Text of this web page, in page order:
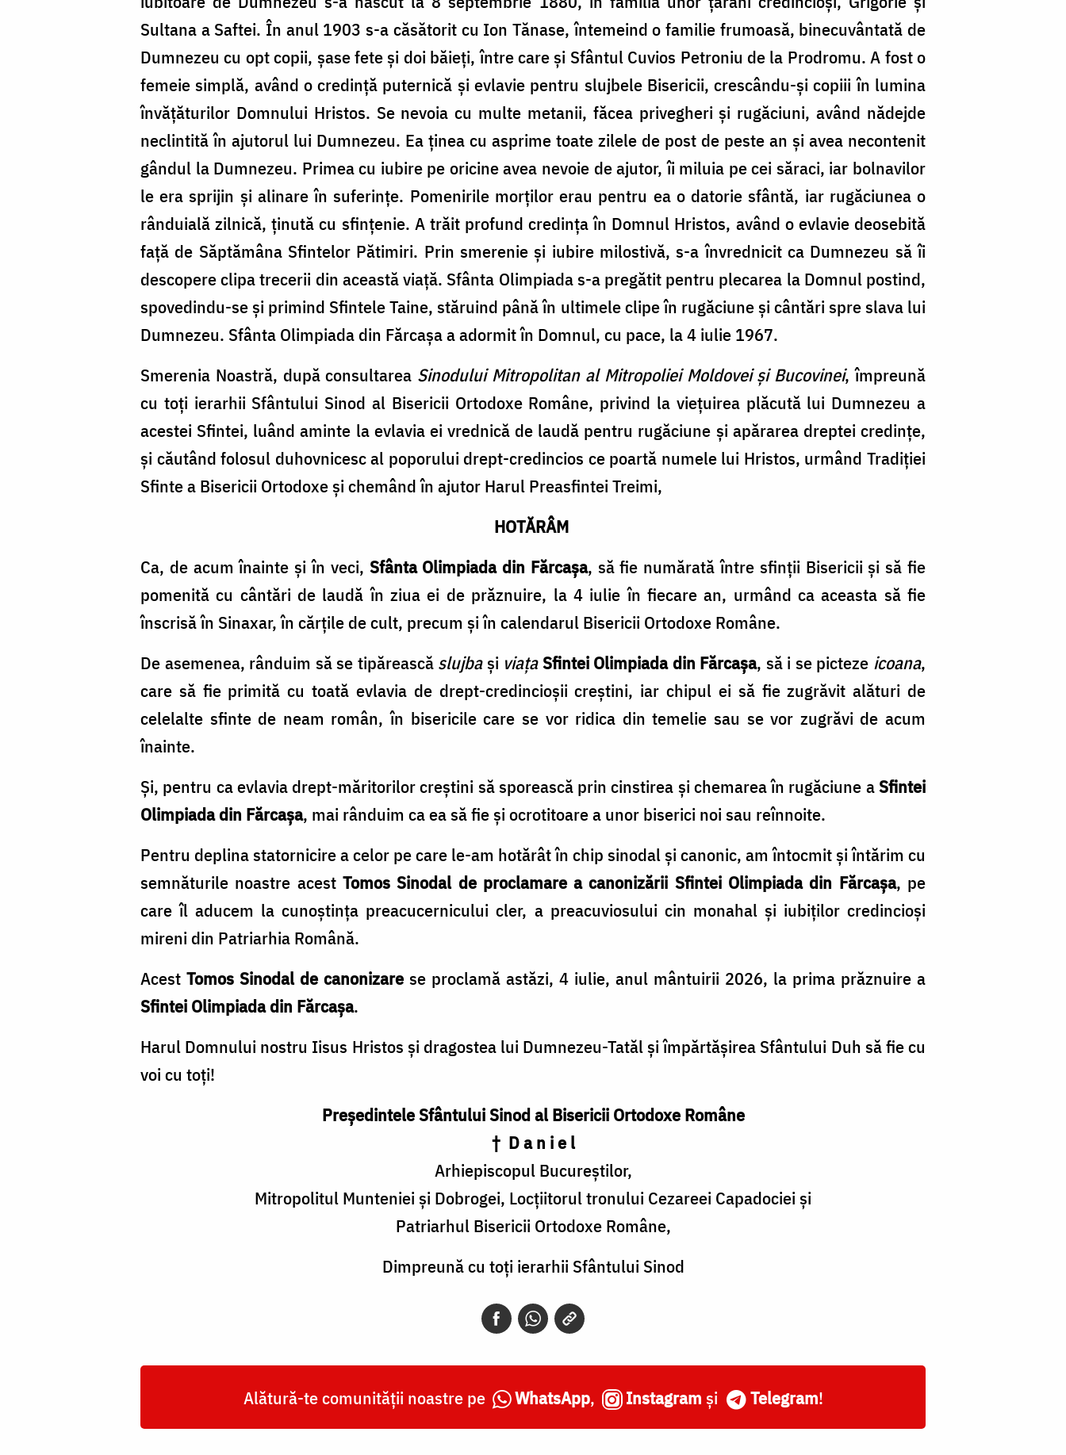
Sultana a Saftei. În anul 1903 s-a căsătorit cu Ion Tănase, întemeind o familie frumoasă, binecuvântată de
Dumnezeu cu opt copii, șase fete și doi băieți, între care și Sfântul Cuvios Petroniu de la Prodromu. A fost o
femeie simplă, având o credință puternică și evlavie pentru slujbele Bisericii, crescându-și copiii în lumina
învățăturilor Domnului Hristos. Se nevoia cu multe metanii, făcea privegheri și rugăciuni, având nădejde
neclintită în ajutorul lui Dumnezeu. Ea ținea cu asprime toate zilele de post de peste an și avea necontenit
gândul la Dumnezeu. Primea cu iubire pe oricine avea nevoie de ajutor, îi miluia pe cei săraci, iar bolnavilor
le era sprijin și alinare în suferințe. Pomenirile morților erau pentru ea o datorie sfântă, iar rugăciunea o
rânduială zilnică, ținută cu sfințenie. A trăit profund credința în Domnul Hristos, având o evlavie deosebită
față de Săptămâna Sfintelor Pătimiri. Prin smerenie și iubire milostivă, s-a învrednicit ca Dumnezeu să îi
descopere clipa trecerii din această viață. Sfânta Olimpiada s-a pregătit pentru plecarea la Domnul postind,
spovedindu-se și primind Sfintele Taine, stăruind până în ultimele clipe în rugăciune și cântări spre slava lui
Dumnezeu. Sfânta Olimpiada din Fărcașa a adormit în Domnul, cu pace, la 4 iulie 1967.
Smerenia Noastră, după consultarea Sinodului Mitropolitan al Mitropoliei Moldovei și Bucovinei, împreună
cu toți ierarhii Sfântului Sinod al Bisericii Ortodoxe Române, privind la viețuirea plăcută lui Dumnezeu a
acestei Sfintei, luând aminte la evlavia ei vrednică de laudă pentru rugăciune și apărarea dreptei credințe,
și căutând folosul duhovnicesc al poporului drept-credincios ce poartă numele lui Hristos, urmând Tradiției
Sfinte a Bisericii Ortodoxe și chemând în ajutor Harul Preasfintei Treimi,
HOTĂRÂM
Ca, de acum înainte și în veci, Sfânta Olimpiada din Fărcașa, să fie numărată între sfinții Bisericii și să fie
pomenită cu cântări de laudă în ziua ei de prăznuire, la 4 iulie în fiecare an, urmând ca aceasta să fie
înscrisă în Sinaxar, în cărțile de cult, precum și în calendarul Bisericii Ortodoxe Române.
De asemenea, rânduim să se tipărească slujba și viațaSfintei Olimpiada din Fărcașa, să i se picteze icoana,
care să fie primită cu toată evlavia de drept-credincioșii creștini, iar chipul ei să fie zugrăvit alături de
celelalte sfinte de neam român, în bisericile care se vor ridica din temelie sau se vor zugrăvi de acum
înainte.
Și, pentru ca evlavia drept-măritorilor creștini să sporească prin cinstirea și chemarea în rugăciune aSfintei
Olimpiada din Fărcașa, mai rânduim ca ea să fie și ocrotitoare a unor biserici noi sau reînnoite.
Pentru deplina statornicire a celor pe care le-am hotărât în chip sinodal și canonic, am întocmit și întărim cu
semnăturile noastre acest Tomos Sinodal de proclamare a canonizării Sfintei Olimpiada din Fărcașa, pe
care îl aducem la cunoștința preacucernicului cler, a preacuviosului cin monahal și iubiților credincioși
mireni din Patriarhia Română.
Acest Tomos Sinodal de canonizare se proclamă astăzi, 4 iulie, anul mântuirii 2026, la prima prăznuire a
Sfintei Olimpiada din Fărcașa.
Harul Domnului nostru Iisus Hristos și dragostea lui Dumnezeu-Tatăl și împărtășirea Sfântului Duh să fie cu
voi cu toți!
Președintele Sfântului Sinod al Bisericii Ortodoxe Române
† D a n i e l
Arhiepiscopul Bucureştilor,
Mitropolitul Munteniei şi Dobrogei, Locţiitorul tronului Cezareei Capadociei şi
Patriarhul Bisericii Ortodoxe Române,
Dimpreună cu toți ierarhii Sfântului Sinod
Alătură-te comunității noastre pe WhatsApp, Instagram și Telegram!